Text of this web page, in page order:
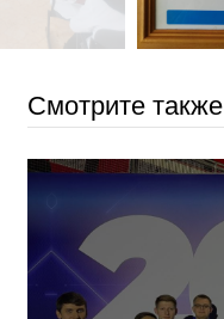
Смотрите также